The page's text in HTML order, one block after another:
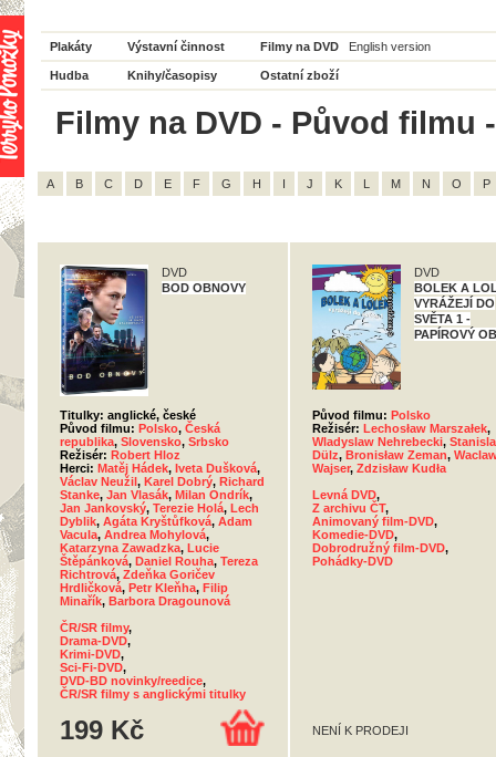
Plakáty Výstavní činnost Filmy na DVD English version
Hudba Knihy/časopisy Ostatní zboží
Filmy na DVD - Původ filmu
A B C D E F G H I J K L M N O P
DVD
BOD OBNOVY
Titulky: anglické, české
Původ filmu: Polsko, Česká
republika, Slovensko, Srbsko
Režisér: Robert Hloz
Herci: Matěj Hádek, Iveta Dušková,
Václav Neužil, Karel Dobrý, Richard
Stanke, Jan Vlasák, Milan Ondrík,
Jan Jankovský, Terezie Holá, Lech
Dyblik, Agáta Kryštůfková, Adam
Vacula, Andrea Mohylová,
Katarzyna Zawadzka, Lucie
Štěpánková, Daniel Rouha, Tereza
Richtrová, Zdeňka Goričev
Hrdličková, Petr Kleňha, Filip
Minařík, Barbora Dragounová
ČR/SR filmy,
Drama-DVD,
Krimi-DVD,
Sci-Fi-DVD,
DVD-BD novinky/reedice,
ČR/SR filmy s anglickými titulky
199 Kč
DVD
BOLEK A
VYRÁŽEJÍ DO
SVĚTA 1 -
PAPÍROVÝ
Původ filmu: Polsko
Režisér: Lechosław Marszałek,
Wladyslaw Nehrebecki,
Dülz, Bronisław Zeman,
Wajser, Zdzisław Kudła
Levná DVD,
Z archivu ČT,
Animovaný film-DVD,
Komedie-DVD,
Dobrodružný film-DVD,
Pohádky-DVD
NENÍ K PRODEJI